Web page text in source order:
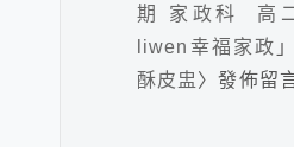
期 家政科 高
liwen幸福家政
酥皮盅 〉發佈留